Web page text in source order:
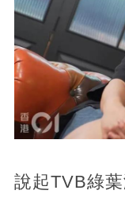
說起TVB綠